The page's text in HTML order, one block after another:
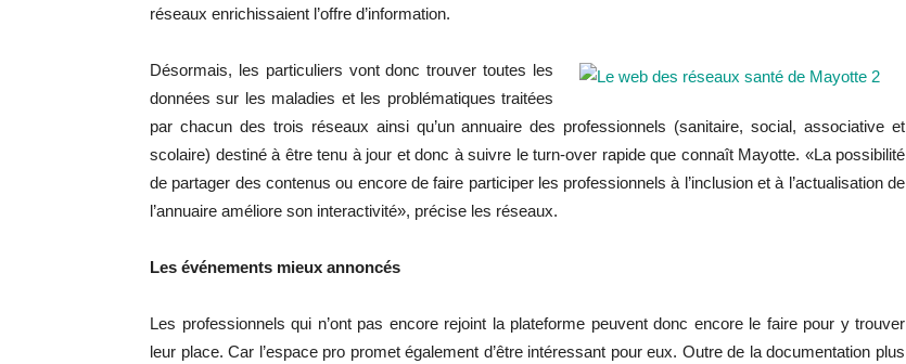
réseaux enrichissaient l’offre d’information.
Désormais, les particuliers vont donc trouver toutes les
données sur les maladies et les problématiques traitées
par chacun des trois réseaux ainsi qu’un annuaire des professionnels (sanitaire, social, associative et
scolaire) destiné à être tenu à jour et donc à suivre le turn-over rapide que connaît Mayotte. «La possibilité
de partager des contenus ou encore de faire participer les professionnels à l’inclusion et à l’actualisation de
l’annuaire améliore son interactivité», précise les réseaux.
Les événements mieux annoncés
Les professionnels qui n’ont pas encore rejoint la plateforme peuvent donc encore le faire pour y trouver
leur place. Car l’espace pro promet également d’être intéressant pour eux. Outre de la documentation plus